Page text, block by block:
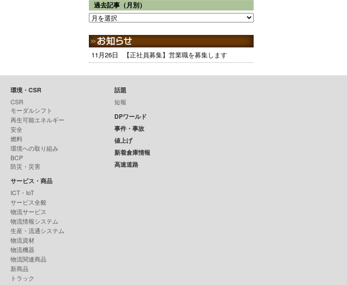
過去記事（月別）
11月26日 【正社員募集】営業職を募集します
環境・CSR
CSR
モーダルシフト
再生可能エネルギー
安全
燃料
環境への取り組み
BCP
防災・災害
サービス・商品
ICT・IoT
サービス全般
物流サービス
物流情報システム
生産・流通システム
物流資材
物流機器
物流関連商品
新商品
トラック
話題
短報
DPワールド
事件・事故
値上げ
新着倉庫情報
高速道路